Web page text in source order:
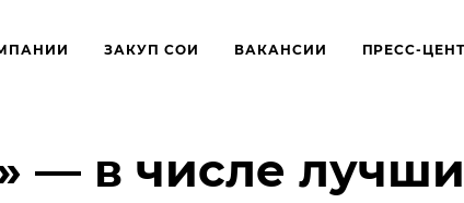
ЗАКУП СОИ ВАКАНСИИ ПРЕСС-
— в числе